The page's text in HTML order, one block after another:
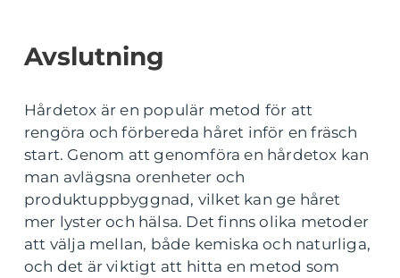
Avslutning
Hårdetox är en populär metod för att
rengöra och förbereda håret inför en fräsch
start. Genom att genomföra en hårdetox kan
man avlägsna orenheter och
produktuppbyggnad, vilket kan ge håret
mer lyster och hälsa. Det finns olika metoder
att välja mellan, både kemiska och naturliga,
och det är viktigt att hitta en metod som